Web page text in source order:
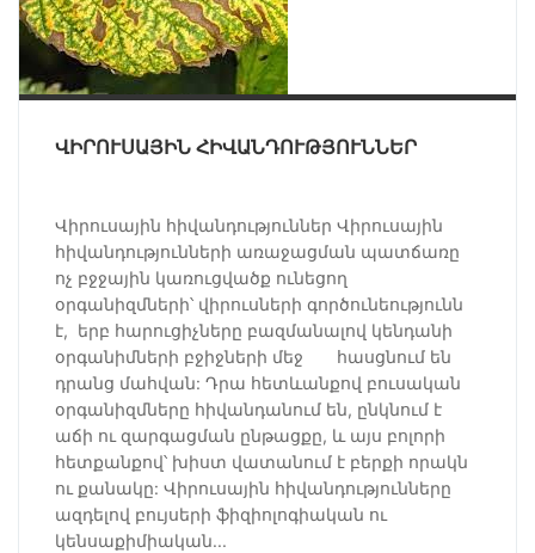
ՎԻՐՈՒՍԱՅԻՆ ՀԻՎԱՆԴՈՒԹՅՈՒՆՆԵՐ
Վիրուսային հիվանդություններ Վիրուսային
հիվանդությունների առաջացման պատճառը
ոչ բջջային կառուցվածք ունեցող
օրգանիզմների՝ վիրուսների գործունեությունն
է, երբ հարուցիչները բազմանալով կենդանի
օրգանիմների բջիջների մեջ հասցնում են
դրանց մահվան: Դրա հետևանքով բուսական
օրգանիզմները հիվանդանում են, ընկնում է
աճի ու զարգացման ընթացքը, և այս բոլորի
հետքանքով՝ խիստ վատանում է բերքի որակն
ու քանակը: Վիրուսային հիվանդությունները
ազդելով բույսերի ֆիզիոլոգիական ու
կենսաքիմիական...